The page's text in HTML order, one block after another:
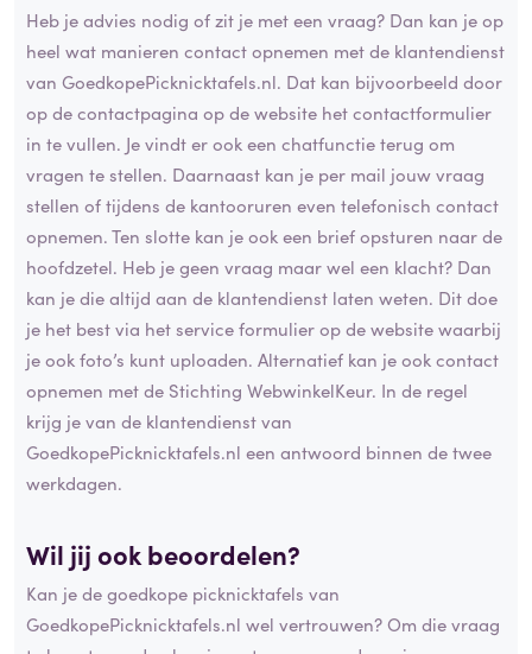
Heb je advies nodig of zit je met een vraag? Dan kan je op
heel wat manieren contact opnemen met de klantendienst
van GoedkopePicknicktafels.nl. Dat kan bijvoorbeeld door
op de contactpagina op de website het contactformulier
in te vullen. Je vindt er ook een chatfunctie terug om
vragen te stellen. Daarnaast kan je per mail jouw vraag
stellen of tijdens de kantooruren even telefonisch contact
opnemen. Ten slotte kan je ook een brief opsturen naar de
hoofdzetel. Heb je geen vraag maar wel een klacht? Dan
kan je die altijd aan de klantendienst laten weten. Dit doe
je het best via het service formulier op de website waarbij
je ook foto’s kunt uploaden. Alternatief kan je ook contact
opnemen met de Stichting WebwinkelKeur. In de regel
krijg je van de klantendienst van
GoedkopePicknicktafels.nl een antwoord binnen de twee
werkdagen.
Wil jij ook beoordelen?
Kan je de goedkope picknicktafels van
GoedkopePicknicktafels.nl wel vertrouwen? Om die vraag